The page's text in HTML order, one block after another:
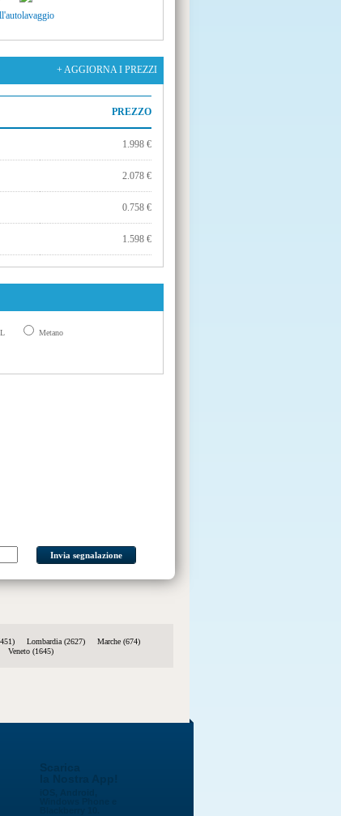
+ AGGIORNA I PREZZI
PREZZO
1.998 €
2.078 €
0.758 €
1.598 €
Metano
Invia segnalazione
Lombardia (2627)
Marche (674)
Veneto (1645)
Scarica